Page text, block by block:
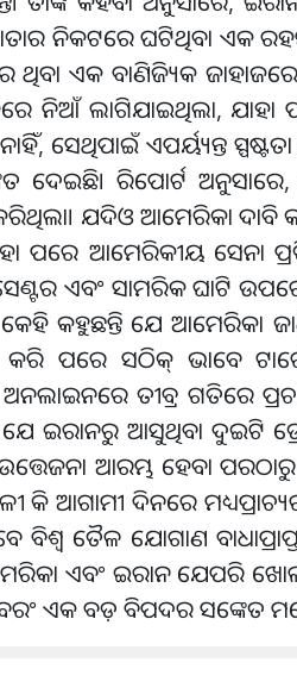
ନିକଟରେ ଘଟିଥିବା ଏକ
ଏକ ବାଣିଜ୍ୟିକ
ନିଆଁ ଲାଗିଯାଇଥିଲା, ଯାହା
ସେଥିପାଇଁ ଏପର୍ୟ୍ୟନ୍ତ
ରିପୋର୍ଟ ଅନୁସାରେ,
କରିଥିଲା। ଯଦିଓ ଆମେରିକା
ପରେ ଆମେରିକୀୟ ସେନା
ଏବଂ ସାମରିକ ଘାଟି
କହୁଛନ୍ତି ଯେ ଆମେରିକା
କରି ପରେ ସଠିକ୍ ଭାବେ
ତୀବ୍ର ଗତିରେ
ଇରାନରୁ ଆସୁଥିବା ଦୁଇଟି
ଆରମ୍ଭ ହେବା ପରଠାରୁ
କି ଆଗାମୀ ଦିନରେ
ତୈଳ ଯୋଗାଣ
ଏବଂ ଇରାନ ଯେପରି
ଏକ ବଡ଼ ବିପଦର ସଙ୍କେତ